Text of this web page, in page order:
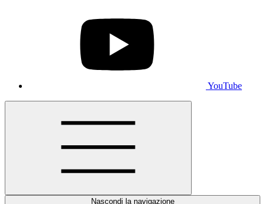
YouTube
Nascondi la navigazione